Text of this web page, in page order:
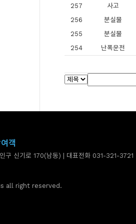
257
사고
256
분실물
255
분실물
254
난폭운전
객
구 신기로 170(남동) | 대표전화 031-321-3721
all right reserved.